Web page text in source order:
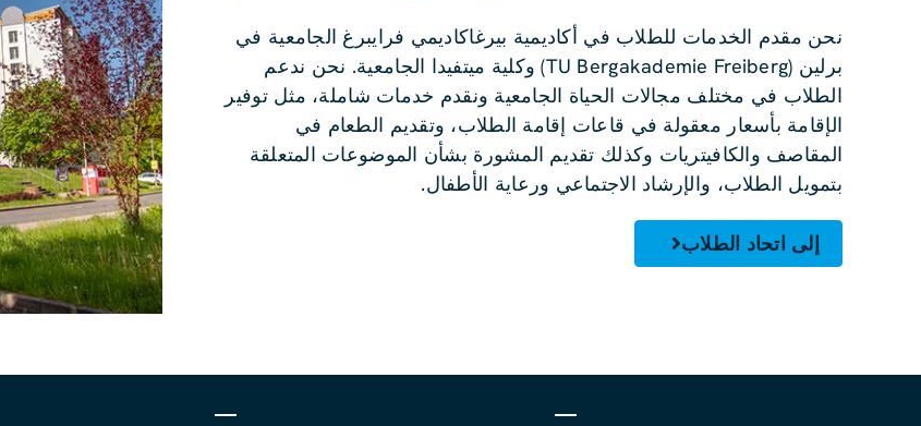
نحن مقدم الخدمات للطلاب في أكاديمية بيرغاكاديمي فرايبرغ الجامعية في
برلين (TU Bergakademie Freiberg) وكلية ميتفيدا الجامعية. نحن ندعم
الطلاب في مختلف مجالات الحياة الجامعية ونقدم خدمات شاملة، مثل توفير
الإقامة بأسعار معقولة في قاعات إقامة الطلاب، وتقديم الطعام في
المقاصف والكافيتريات وكذلك تقديم المشورة بشأن الموضوعات المتعلقة
بتمويل الطلاب، والإرشاد الاجتماعي ورعاية الأطفال.
إلى اتحاد الطلاب